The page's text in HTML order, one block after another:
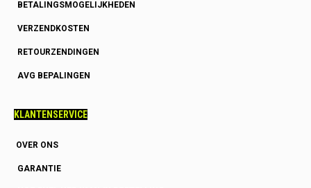
BETALINGSMOGELIJKHEDEN
VERZENDKOSTEN
RETOURZENDINGEN
AVG BEPALINGEN
KLANTENSERVICE
OVER ONS
GARANTIE